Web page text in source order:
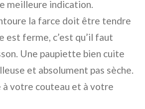
meilleure indication.
la farce doit être tendre
est ferme, c’est qu’il faut
Une paupiette bien cuite
et absolument pas sèche.
à votre couteau et à votre